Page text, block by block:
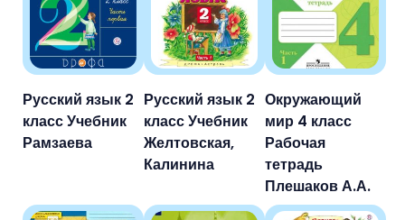
Русский язык 2
класс Учебник
Рамзаева
Русский язык 2
класс Учебник
Желтовская,
Калинина
Окружающий
мир 4 класс
Рабочая
тетрадь
Плешаков А.А.